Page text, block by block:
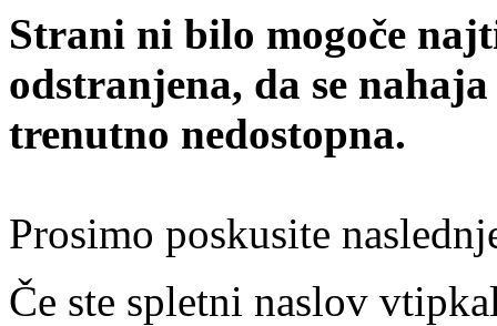
Strani ni bilo mogoče
odstranjena, da se
trenutno nedostopna.
Prosimo poskusite
Če ste spletni naslov